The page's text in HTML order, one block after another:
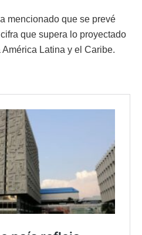
mencionado que se prevé
que supera lo proyectado
Latina y el Caribe.